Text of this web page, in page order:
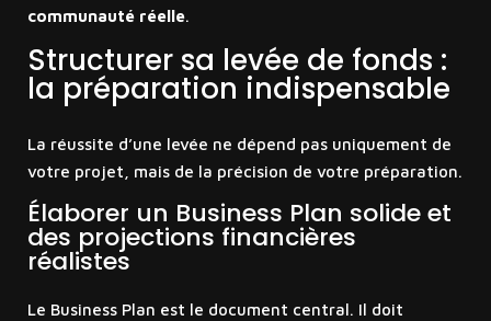
communauté réelle.
Structurer sa levée de fonds :
la préparation indispensable
La réussite d’une levée ne dépend pas uniquement de
votre projet, mais de la précision de votre préparation.
Élaborer un Business Plan solide et
des projections financières
réalistes
Le Business Plan est le document central. Il doit